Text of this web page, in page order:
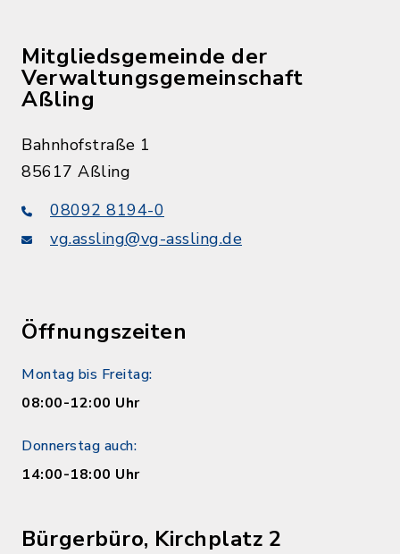
Mitgliedsgemeinde der
Verwaltungsgemeinschaft
Aßling
Bahnhofstraße 1
85617 Aßling
08092 8194-0
vg.assling@vg-assling.de
Öffnungszeiten
Montag bis Freitag:
08:00-12:00 Uhr
Donnerstag auch:
14:00-18:00 Uhr
Bürgerbüro, Kirchplatz 2